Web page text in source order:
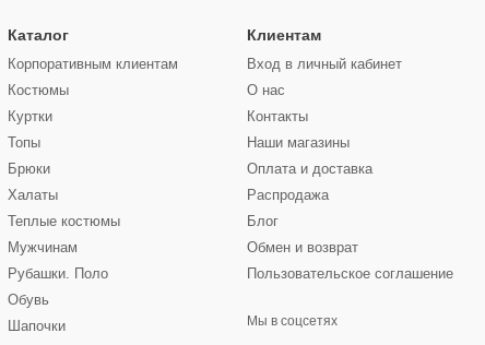
Каталог
Корпоративным клиентам
Костюмы
Куртки
Топы
Брюки
Халаты
Теплые костюмы
Мужчинам
Рубашки. Поло
Обувь
Шапочки
Клиентам
Вход в личный кабинет
О нас
Контакты
Наши магазины
Оплата и доставка
Распродажа
Блог
Обмен и возврат
Пользовательское соглашение
Мы в соцсетях